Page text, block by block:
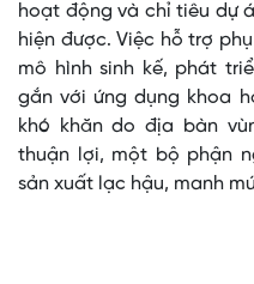
hoạt động và chỉ tiêu dự
hiện được. Việc hỗ trợ
mô hình sinh kế, phát
gắn với ứng dụng khoa
khó khăn do địa bàn
thuận lợi, một bộ phận
sản xuất lạc hậu, manh